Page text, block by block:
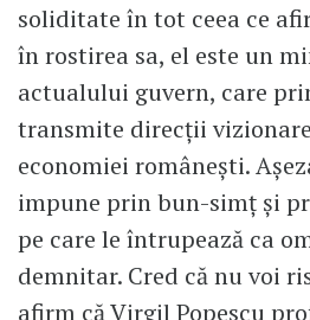
soliditate în tot ceea ce
în rostirea sa, el este un
actualului guvern, care
transmite direcții
economiei românești.
impune prin bun-simț și
pe care le întrupează ca
demnitar. Cred că nu voi
afirm că Virgil Popescu